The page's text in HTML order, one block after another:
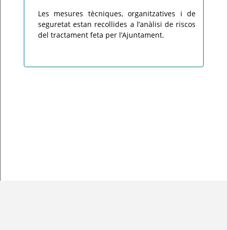
Les mesures tècniques, organitzatives i de
seguretat estan recollides a l’anàlisi de riscos
del tractament feta per l’Ajuntament.